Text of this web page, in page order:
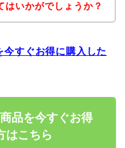
はいかがでしょうか？
すぐお得に購入した
品を今すぐお得
はこちら